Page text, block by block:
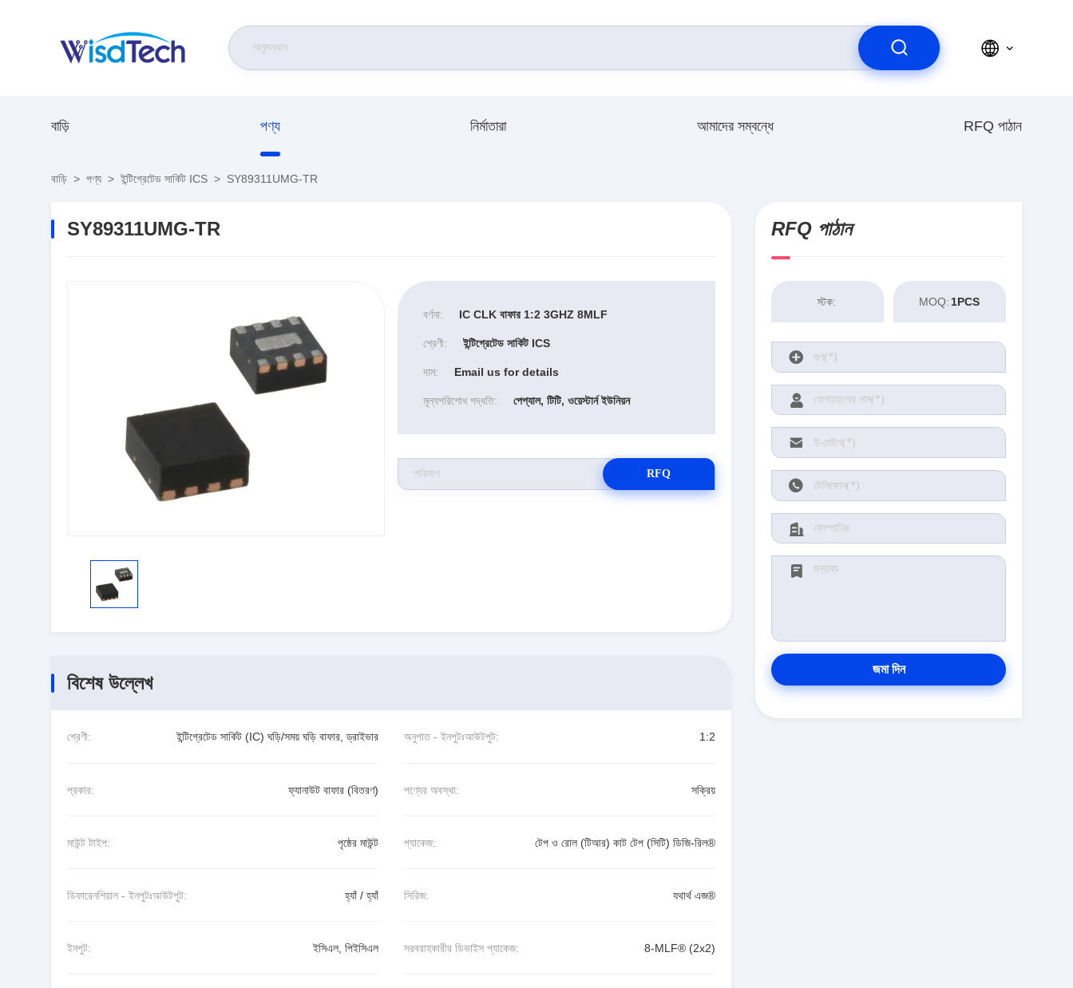
বাড়ি পণ্য নির্মাতারা আমাদের সম্বন্ধে RFQ পাঠান
বাড়ি > পণ্য > ইন্টিগ্রেটেড সার্কিট ICS > SY89311UMG-TR
SY89311UMG-TR
বর্ণনা: IC CLK বাফার 1:2 3GHZ 8MLF
শ্রেণী: ইন্টিগ্রেটেড সার্কিট ICS
দাম: Email us for details
মূল্যপরিশোধ পদ্ধতি: পেপ্যাল, টিটি, ওয়েস্টার্ন ইউনিয়ন
RFQ
বিশেষ উল্লেখ
শ্রেণী: ইন্টিগ্রেটেড সার্কিট (IC) ঘড়ি/সময় ঘড়ি বাফার, ড্রাইভার অনুপাত - ইনপুটঃআউটপুট: 1:2
প্রকার: ফ্যানাউট বাফার (বিতরণ) পণ্যের অবস্থা: সক্রিয়
মাউন্ট টাইপ: পৃষ্ঠের মাউন্ট প্যাকেজ: টেপ ও রোল (টিআর) কাট টেপ (সিটি) ডিজি-রিল®
ডিফারেনশিয়াল - ইনপুটঃআউটপুট: হ্যাঁ / হ্যাঁ সিরিজ: যথার্থ এজ®
ইনপুট: ইসিএল, পিইসিএল সরবরাহকারীর ডিভাইস প্যাকেজ: 8-MLF® (2x2)
RFQ পাঠান
স্টক: MOQ: 1PCS
জমা দিন